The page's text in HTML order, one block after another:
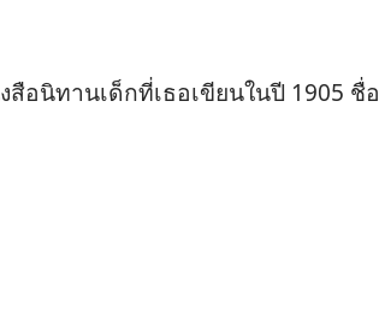
อ​นิทาน​เด็ก​ที่​เธอ​เขียน​ใน​ปี 1905 ชื่อ